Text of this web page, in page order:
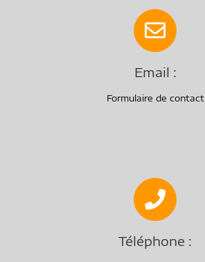
Email :
Formulaire de contact
Téléphone :